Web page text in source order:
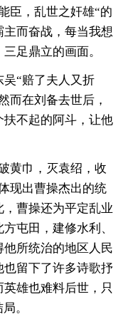
臣，乱世之奸雄“的
而奋战，每当我想
足鼎立的画面。
“赔了夫人又折
而在刘备去世后，
不起的阿斗，让他
黄巾，灭袁绍，收
现出曹操杰出的统
曹操还为平定乱业
屯田，建修水利、
所统治的地区人民
留下了许多诗歌抒
雄也难料后世，只
。